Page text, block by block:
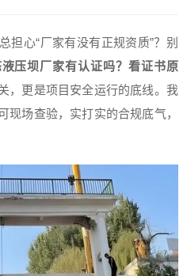
担心“厂家有没有正规资质”？别
压坝厂家有认证吗？看证书原
，更是项目安全运行的底线。我
现场查验，实打实的合规底气，